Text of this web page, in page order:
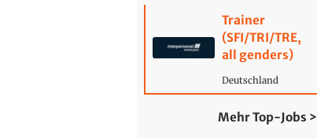
Trainer
(SFI/TRI/TRE,
all genders)
Deutschland
Mehr Top-Jobs >